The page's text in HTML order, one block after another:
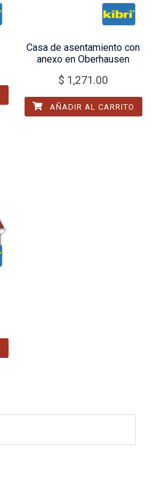
Casa de asentamiento con
anexo en Oberhausen
$ 1,271.00
AÑADIR AL CARRITO